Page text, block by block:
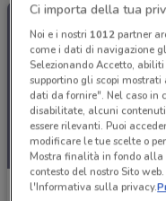
CZ Store
Ci importa della tua
Noi e i nostri 1012partner
come i dati di navigazione
Selezionando Accetto,
supportino gli scopi
dati da fornire". Nel caso in
disabilitate, alcuni
essere rilevanti. Puoi
modificare le tue scelte o
Mostra finalità in fondo alla
contesto del nostro Sito
l'Informativa sulla privacy.